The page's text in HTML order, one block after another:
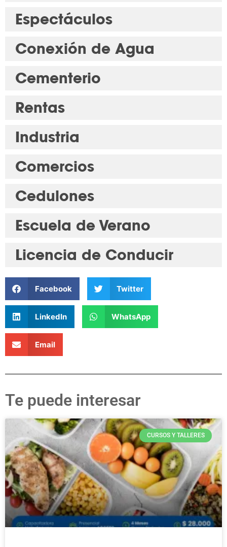
Espectáculos
Conexión de Agua
Cementerio
Rentas
Industria
Comercios
Cedulones
Escuela de Verano
Licencia de Conducir
Facebook Twitter
LinkedIn WhatsApp
Email
Te puede interesar
CURSOS Y TALLERES